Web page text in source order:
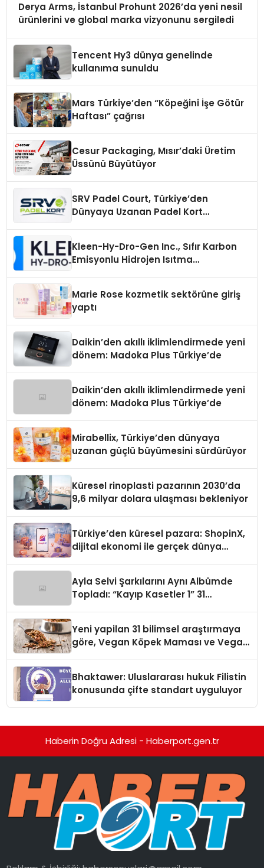
Derya Arms, İstanbul Prohunt 2026’da yeni nesil
ürünlerini ve global marka vizyonunu sergiledi
Tencent Hy3 dünya genelinde
kullanıma sunuldu
Mars Türkiye’den “Köpeğini İşe Götür
Haftası” çağrısı
Cesur Packaging, Mısır’daki Üretim
Üssünü Büyütüyor
SRV Padel Court, Türkiye’den
Dünyaya Uzanan Padel Kort
Kleen-Hy-Dro-Gen Inc., Sıfır Karbon
Emisyonlu Hidrojen Isıtma
Marie Rose kozmetik sektörüne giriş
yaptı
Daikin’den akıllı iklimlendirmede yeni
dönem: Madoka Plus Türkiye’de
Daikin’den akıllı iklimlendirmede yeni
dönem: Madoka Plus Türkiye’de
Mirabellix, Türkiye’den dünyaya
uzanan güçlü büyümesini sürdürüyor
Küresel rinoplasti pazarının 2030’da
9,6 milyar dolara ulaşması bekleniyor
Türkiye’den küresel pazara: ShopinX,
dijital ekonomi ile gerçek dünya
Ayla Selvi Şarkılarını Aynı Albümde
Topladı: “Kayıp Kasetler 1” 31
Yeni yapilan 31 bilimsel araştırmaya
göre, Vegan Köpek Maması ve Vegan
Bhaktawer: Uluslararası hukuk Filistin
konusunda çifte standart uyguluyor
Haberin Doğru Adresi - Haberport.gen.tr